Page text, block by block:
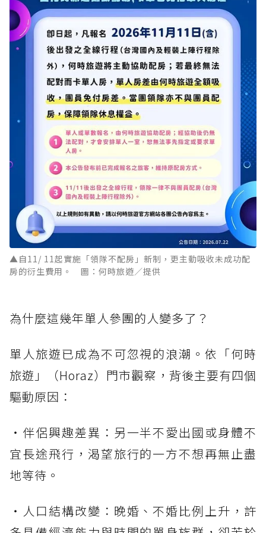
▲自11/ 11起實施「領隊不配房」新制，更主動吸收未成功配
房的衍生費用。 圖：何時旅遊／提供
為什麼這幾年單人參團的人變多了？
單人旅遊已成為不可忽視的浪潮。依「何時
旅遊」（Horaz）門市觀察，背後主要有四個
驅動原因：
・伴侶興趣差異：另一半不愛出國或身體不
宜長途飛行，渴望旅行的一方不想再無止盡
地等待。
・人口結構改變：晚婚、不婚比例上升，許